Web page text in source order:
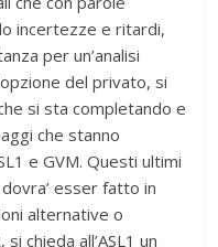
incertezze e ritardi,
per un’analisi
del privato, si
si sta completando e
che stanno
e GVM. Questi ultimi
esser fatto in
alternative o
chieda all’ASL1 un